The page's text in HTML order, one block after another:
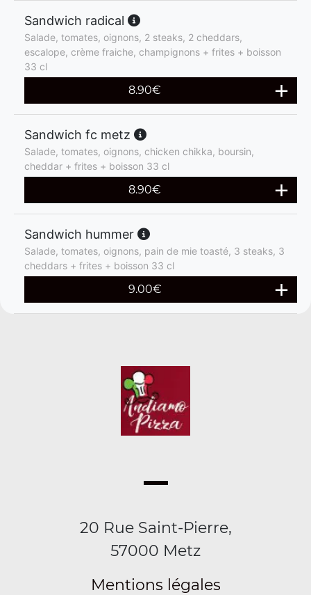
Sandwich radical
Salade, tomates, oignons, 2 steaks, 2 cheddars,
escalope, crème fraiche, champignons + frites + boisson
33 cl
8.90€
Sandwich fc metz
Salade, tomates, oignons, chicken chikka, boursin,
cheddar + frites + boisson 33 cl
8.90€
Sandwich hummer
Salade, tomates, oignons, pain de mie toasté, 3 steaks, 3
cheddars + frites + boisson 33 cl
9.00€
20 Rue Saint-Pierre,
57000 Metz
Mentions légales